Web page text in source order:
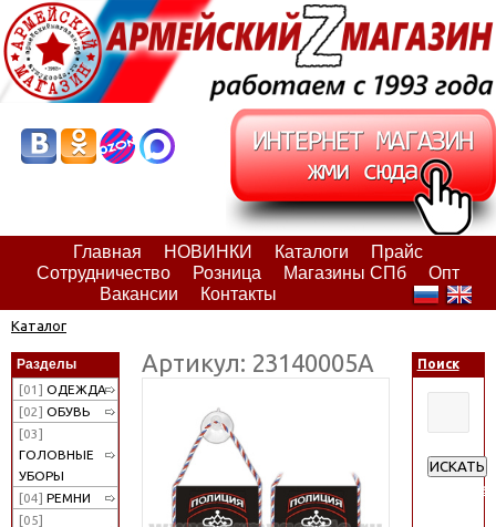
Главная НОВИНКИ Каталоги
Прайс
Сотрудничество
Розница Магазины СПб
Опт
Вакансии
Контакты
Каталог
Разделы
[01] ОДЕЖДА
[02] ОБУВЬ
[03]
ГОЛОВНЫЕ
УБОРЫ
[04] РЕМНИ
[05]
Артикул: 23140005А Поиск
ИСКАТЬ